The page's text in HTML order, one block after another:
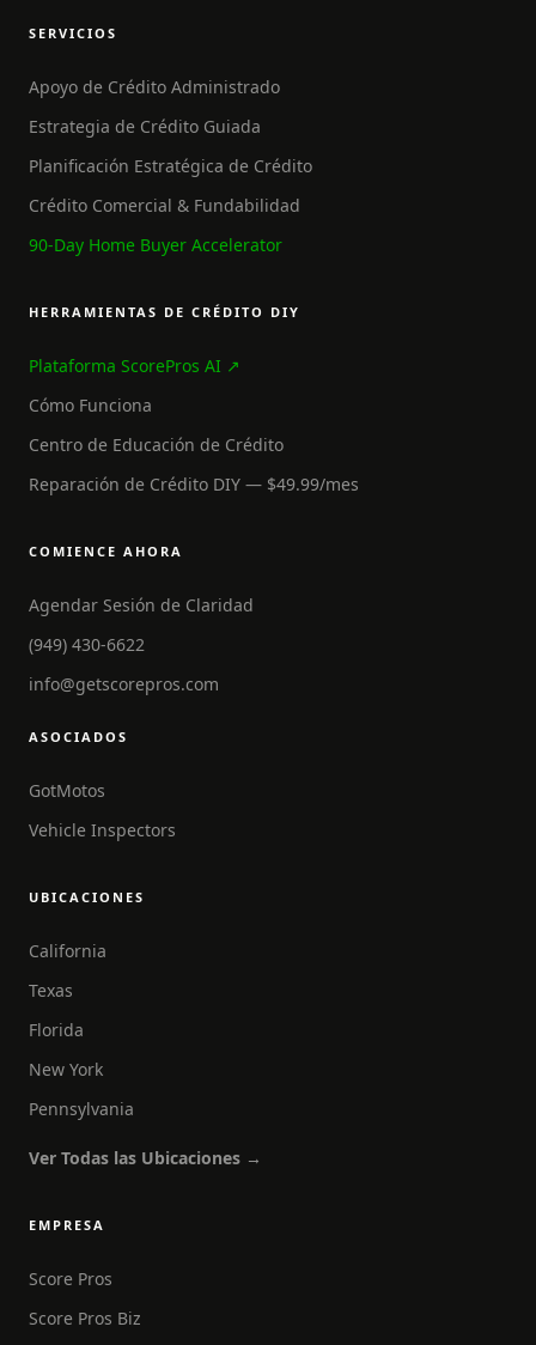
SERVICIOS
Apoyo de Crédito Administrado
Estrategia de Crédito Guiada
Planificación Estratégica de Crédito
Crédito Comercial & Fundabilidad
90-Day Home Buyer Accelerator
HERRAMIENTAS DE CRÉDITO DIY
Plataforma ScorePros AI ↗
Cómo Funciona
Centro de Educación de Crédito
Reparación de Crédito DIY — $49.99/mes
COMIENCE AHORA
Agendar Sesión de Claridad
(949) 430-6622
info@getscorepros.com
ASOCIADOS
GotMotos
Vehicle Inspectors
UBICACIONES
California
Texas
Florida
New York
Pennsylvania
Ver Todas las Ubicaciones →
EMPRESA
Score Pros
Score Pros Biz